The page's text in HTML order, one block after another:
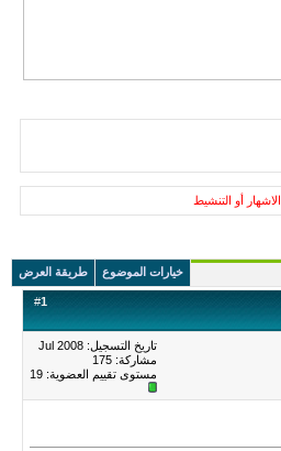
أو التنشيط
خيارات الموضوع طريقة العرض
#1
تاريخ التسجيل: Jul 2008
مشاركة: 175
مستوى تقييم العضوية: 19